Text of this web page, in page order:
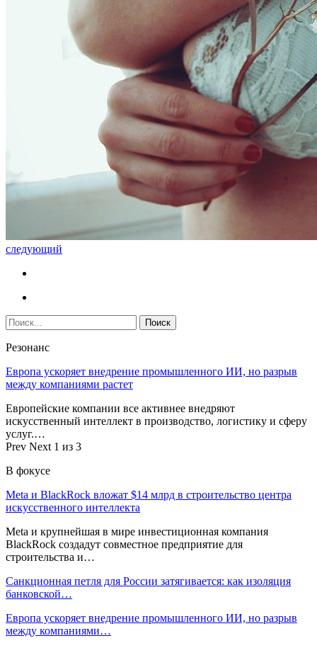
следующий
Резонанс
Европа ускоряет внедрение промышленного ИИ, но разрыв
между компаниями растет
Европейские компании все активнее внедряют
искусственный интеллект в производство, логистику и сферу
услуг.…
Prev Next 1 из 3
В фокусе
Meta и BlackRock вложат $14 млрд в строительство центра
искусственного интеллекта
Meta и крупнейшая в мире инвестиционная компания
BlackRock создадут совместное предприятие для
строительства и…
Санкционная петля для России затягивается: как изоляция
банковской…
Европа ускоряет внедрение промышленного ИИ, но разрыв
между компаниями…